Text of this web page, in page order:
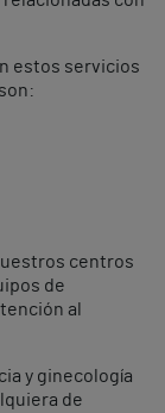
estos servicios
centros
de
al
y ginecología
de